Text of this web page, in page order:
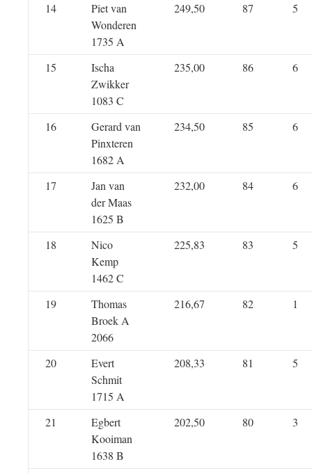
14
Piet van
Wonderen
1735 A
249,50 87 5
15
Ischa
Zwikker
1083 C
235,00 86 6
16
Gerard van
Pinxteren
1682 A
234,50 85 6
17
Jan van
der Maas
1625 B
232,00 84 6
18
Nico
Kemp
1462 C
225,83 83 5
19
Thomas
Broek A
2066
216,67 82 1
20
Evert
Schmit
1715 A
208,33 81 5
21
Egbert
Kooiman
1638 B
202,50 80 3